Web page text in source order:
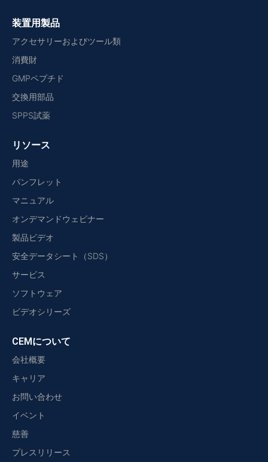
装置用製品
アクセサリーおよびツール類
消費財
GMPペプチド
交換用部品
SPPS試薬
リソース
用途
パンフレット
マニュアル
オンデマンドウェビナー
製品ビデオ
安全データシート（SDS）
サービス
ソフトウェア
ビデオシリーズ
CEMについて
会社概要
キャリア
お問い合わせ
イベント
慈善
プレスリリース